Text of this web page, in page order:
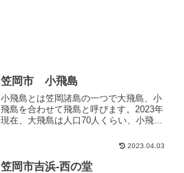
笠岡市 小飛島
小飛島とは笠岡諸島の一つで大飛島、小
飛島を合わせて飛島と呼びます。2023年
現在、大飛島は人口70人くらい、小飛島
島です。観光情報で小飛島といえば嶋神
島で島を一周回れ...
2023.04.03
笠岡市吉浜-西の堂